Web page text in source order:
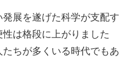
展を遂げた科学が支配す
は格段に上がりました
ちが多くいる時代でもあ